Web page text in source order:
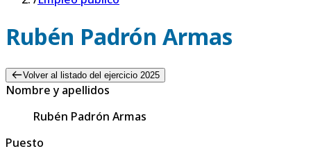
Rubén Padrón Armas
Volver al listado del ejercicio 2025
Nombre y apellidos
Rubén Padrón Armas
Puesto